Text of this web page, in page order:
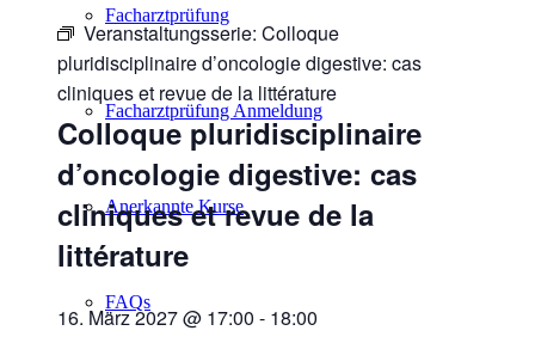
Facharztprüfung
Facharztprüfung Anmeldung
Anerkannte Kurse
FAQs
Veranstaltungsserie: Colloque
pluridisciplinaire d’oncologie digestive: cas
cliniques et revue de la littérature
Colloque pluridisciplinaire
d’oncologie digestive: cas
cliniques et revue de la
littérature
16. März 2027 @ 17:00 - 18:00